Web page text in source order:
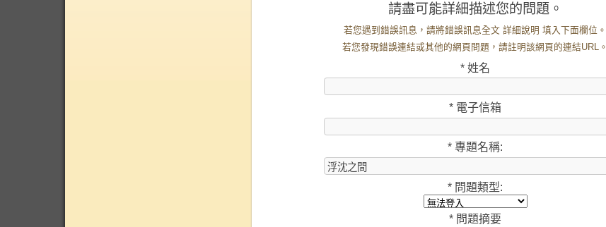
請盡可能詳細描述您的問題。
若您遇到錯誤訊息，請將錯誤訊息全文 詳細說明 填入下面欄位。
若您發現錯誤連結或其他的網頁問題，請註明該網頁的連結URL。
* 姓名
* 電子信箱
* 專題名稱:
* 問題類型:
* 問題摘要